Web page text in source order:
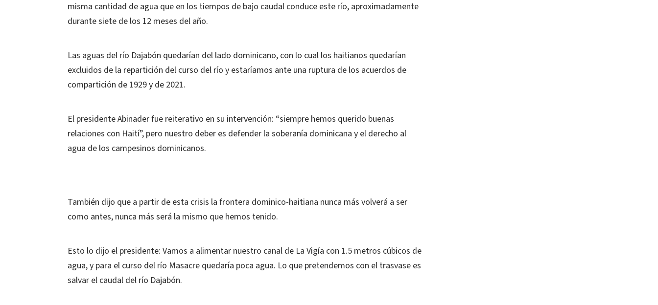
misma cantidad de agua que en los tiempos de bajo caudal conduce este río, aproximadamente
durante siete de los 12 meses del año.
Las aguas del río Dajabón quedarían del lado dominicano, con lo cual los haitianos quedarían
excluidos de la repartición del curso del río y estaríamos ante una ruptura de los acuerdos de
compartición de 1929 y de 2021.
El presidente Abinader fue reiterativo en su intervención: “siempre hemos querido buenas
relaciones con Haití”, pero nuestro deber es defender la soberanía dominicana y el derecho al
agua de los campesinos dominicanos.
También dijo que a partir de esta crisis la frontera dominico-haitiana nunca más volverá a ser
como antes, nunca más será la mismo que hemos tenido.
Esto lo dijo el presidente: Vamos a alimentar nuestro canal de La Vigía con 1.5 metros cúbicos de
agua, y para el curso del río Masacre quedaría poca agua. Lo que pretendemos con el trasvase es
salvar el caudal del río Dajabón.